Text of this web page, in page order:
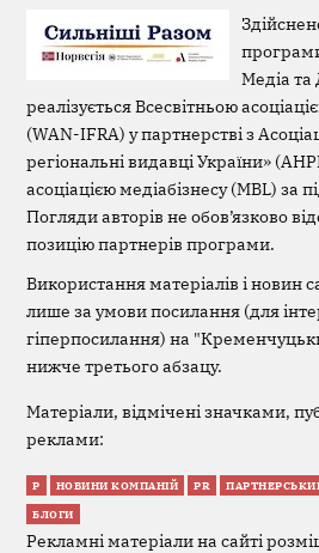
Медіа та
реалізується Всесвітньою
(WAN-IFRA) у партнерстві з
регіональні видавці України»
асоціацією медіабізнесу (MBL) за
Погляди авторів не обов’язково
позицію партнерів програми.
Використання матеріалів і новин
лише за умови посилання (для
гіперпосилання) на
нижче третього абзацу.
Матеріали, відмічені значками,
реклами:
Р НОВИНИ КОМПАНІЙ PR
БЛОГИ
Рекламні матеріали на сайті